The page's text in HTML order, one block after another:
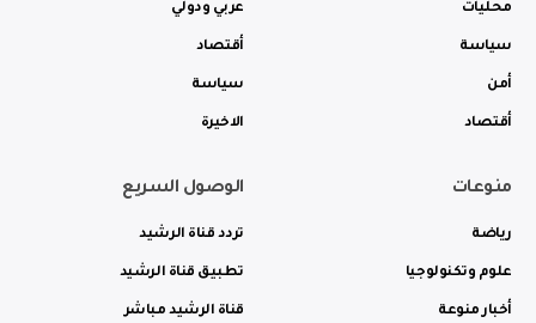
محليات
سياسة
أمن
أقتصاد
عربي ودولي
أقتصاد
سياسة
الاخيرة
منوعات
رياضة
علوم وتكنولوجيا
أخبار منوعة
الوصول السريع
تردد قناة الرشيد
تطبيق قناة الرشيد
قناة الرشيد مباشر